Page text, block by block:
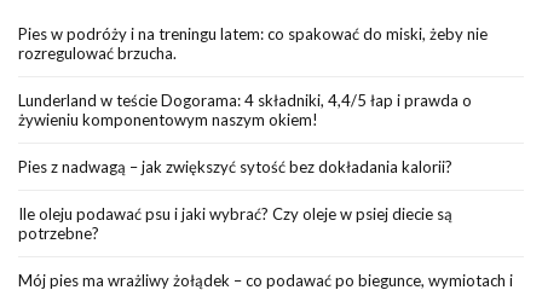
Pies w podróży i na treningu latem: co spakować do miski, żeby nie
rozregulować brzucha.
Lunderland w teście Dogorama: 4 składniki, 4,4/5 łap i prawda o
żywieniu komponentowym naszym okiem!
Pies z nadwagą – jak zwiększyć sytość bez dokładania kalorii?
Ile oleju podawać psu i jaki wybrać? Czy oleje w psiej diecie są
potrzebne?
Mój pies ma wrażliwy żołądek – co podawać po biegunce, wymiotach i